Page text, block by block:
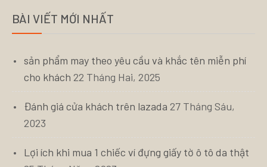
BÀI VIẾT MỚI NHẤT
sản phẩm may theo yêu cầu và khắc tên miễn phí
cho khách 22 Tháng Hai, 2025
Đánh giá cửa khách trên lazada 27 Tháng Sáu,
2023
Lợi ích khi mua 1 chiếc ví đựng giấy tờ ô tô da thật